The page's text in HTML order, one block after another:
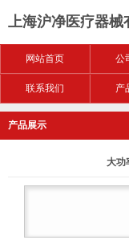
上海沪净医疗器械
网站首页 公
联系我们 产
产品展示
大功